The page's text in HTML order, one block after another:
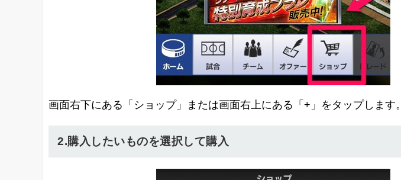
画面右下にある「ショップ」または画面右上にある「+」をタップします。
2.購入したいものを選択して購入